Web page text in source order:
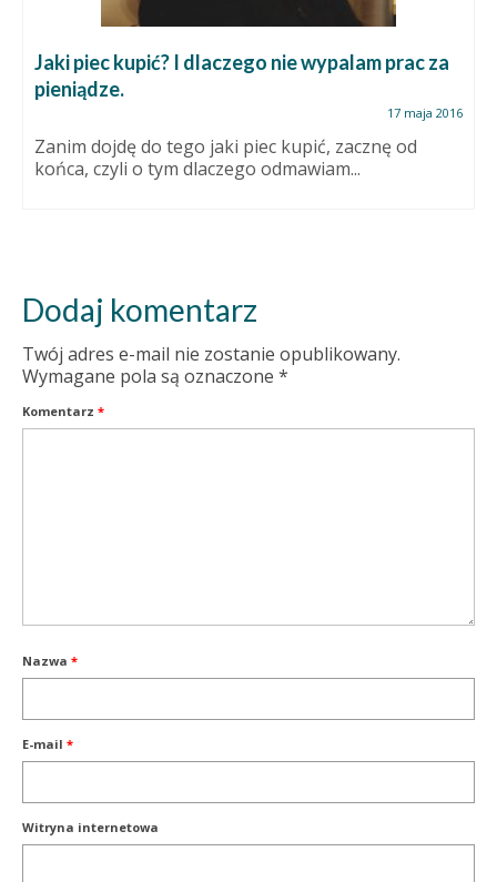
Jaki piec kupić? I dlaczego nie wypalam prac za
pieniądze.
17 maja 2016
Zanim dojdę do tego jaki piec kupić, zacznę od
końca, czyli o tym dlaczego odmawiam...
Dodaj komentarz
Twój adres e-mail nie zostanie opublikowany.
Wymagane pola są oznaczone *
Komentarz *
Nazwa *
E-mail *
Witryna internetowa